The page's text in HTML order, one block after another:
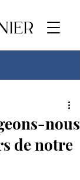
nous
de notre